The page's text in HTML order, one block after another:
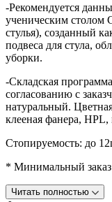
-Рекомендуется
ученическим столом
стулья), созданный
подвеса для стула,
уборки.
-Складская
согласованию с
натуральный.
клееная фанера, HPL,
Стопируемость: до
* Минимальный
Читать полностью